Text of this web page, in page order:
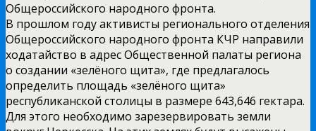
Общероссийского народного фронта.
В прошлом году активисты регионального отделения
Общероссийского народного фронта КЧР направили
ходатайство в адрес Общественной палаты региона
о создании «зелёного щита», где предлагалось
определить площадь «зелёного щита»
республиканской столицы в размере 643,646 гектара.
Для этого необходимо зарезервировать земли